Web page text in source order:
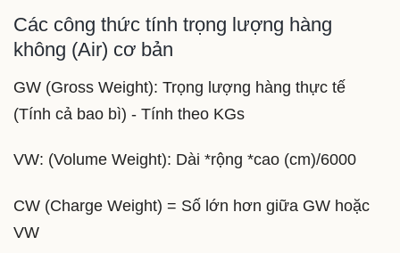
Các công thức tính trọng lượng hàng
không (Air) cơ bản
GW (Gross Weight): Trọng lượng hàng thực tế
(Tính cả bao bì) - Tính theo KGs
VW: (Volume Weight): Dài *rộng *cao (cm)/6000
CW (Charge Weight) = Số lớn hơn giữa GW hoặc
VW